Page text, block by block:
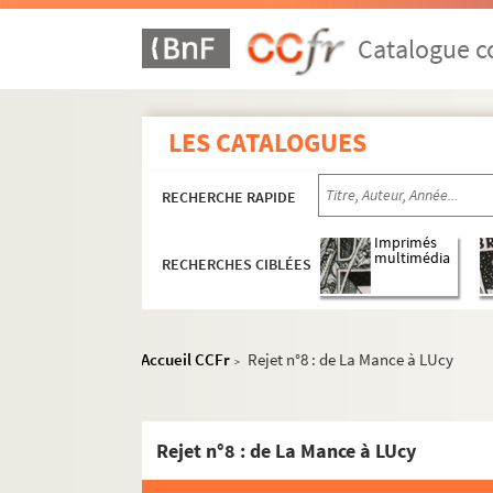
Catalogue
LES CATALOGUES
RECHERCHE RAPIDE
RECHERCHES CIBLÉES
Imprimés
multimédia
Accueil CCFr > Rejet n°8 : de La Mance à LUcy
Rejet n°8 : de La Mance à LUcy
Ms 47. Boîte 47 : Exercices de 1876 à 1877
Ms 48. Boîte 48 : Exercices de 1877 à 1878
Ms 49. Boîte 49 : Exercices de 1878 à 1879
Ms 51. Boîte 51 : Exercices de 1880 à 1881
Ms 52. Boîte 52 : Exercices de 1881 à 1882
Ms 53. Boîte 53 : Exercices de 1882 à 1883
Ms 53. Boite 53 Bis : Exercices de 1883 à
Ms 54. Boîte 54 : Exercices de 1884 à 1885
Ms 55. Boîte 55 : Exercices de 1885 à 1886
Ms 58. Boîte 58 : Exercices de 1889 à 1890
Ms 59. Boîte 59 : Exercices de 1890 à 1891